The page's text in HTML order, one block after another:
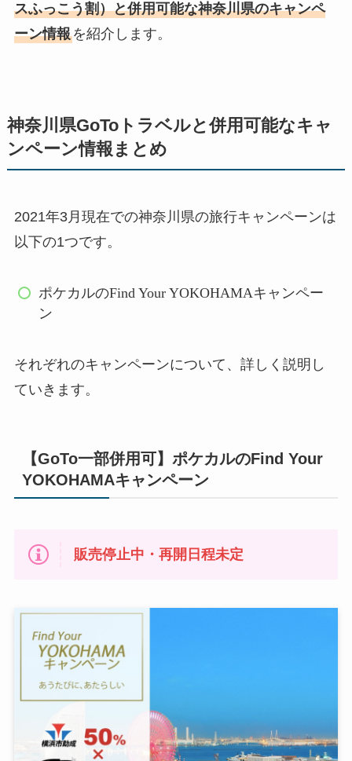
スふっこう割）と併用可能な神奈川県のキャンペ
ーン情報を紹介します。
神奈川県GoToトラベルと併用可能なキャ
ンペーン情報まとめ
2021年3月現在での神奈川県の旅行キャンペーンは
以下の1つです。
ポケカルのFind Your YOKOHAMAキャンペー
ン
それぞれのキャンペーンについて、詳しく説明し
ていきます。
【GoTo一部併用可】ポケカルのFind Your
YOKOHAMAキャンペーン
販売停止中・再開日程未定